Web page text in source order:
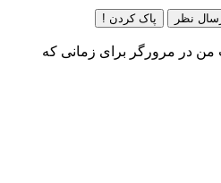
نظر پاک کردن !
من در مرورگر برای زمانی که